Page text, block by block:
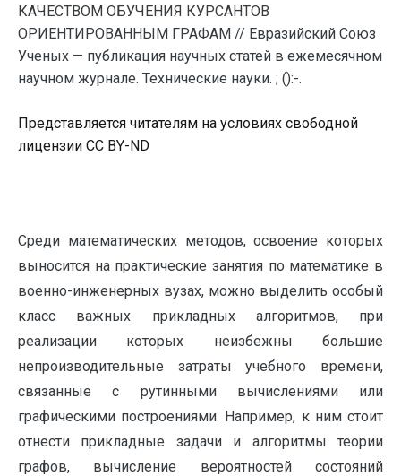
КАЧЕСТВОМ ОБУЧЕНИЯ КУРСАНТОВ
ОРИЕНТИРОВАННЫМ ГРАФАМ // Евразийский Союз
Ученых — публикация научных статей в ежемесячном
научном журнале. Технические науки. ; ():-.
Представляется читателям на условиях свободной
лицензии CC BY-ND
Среди математических методов, освоение которых
выносится на практические занятия по математике в
военно-инженерных вузах, можно выделить особый
класс важных прикладных алгоритмов, при
реализации которых неизбежны большие
непроизводительные затраты учебного времени,
связанные с рутинными вычислениями или
графическими построениями. Например, к ним стоит
отнести прикладные задачи и алгоритмы теории
графов, вычисление вероятностей состояний